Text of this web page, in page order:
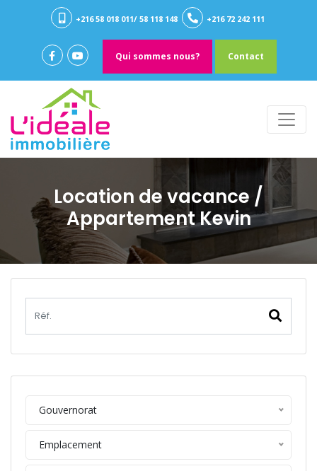
+216 58 018 011/ 58 118 148 +216 72 242 111
Qui sommes nous? Contact
Location de vacance /
Appartement Kevin
Gouvernorat
Emplacement